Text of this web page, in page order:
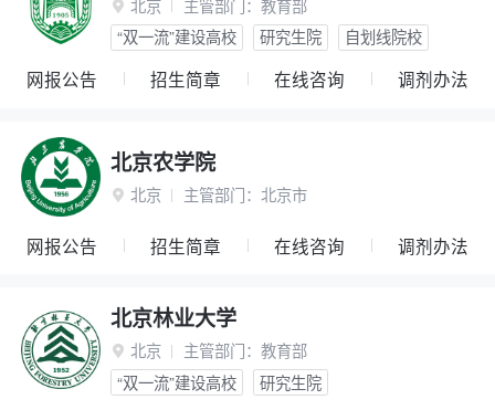
 北京 主管部门： 教育部
“双一流”建设高校
研究生院 自划线院校
网报公告 招生简章 在线咨询 调剂办法
北京农学院
 北京 主管部门： 北京市
网报公告 招生简章 在线咨询 调剂办法
北京林业大学
 北京 主管部门： 教育部
“双一流”建设高校
研究生院